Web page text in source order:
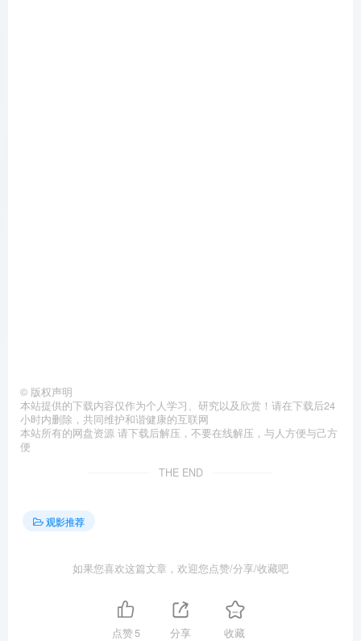
© 版权声明
本站提供的下载内容仅作为个人学习、研究以及欣赏！请在下载后24
小时内删除，共同维护和谐健康的互联网
本站所有的网盘资源 请下载后解压，不要在线解压，与人方便与己方
便
THE END
观影推荐
如果您喜欢这篇文章，欢迎您点赞/分享/收藏吧
点赞5 分享 收藏